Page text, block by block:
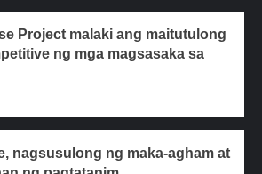
Project malaki ang maitutulong
ng mga magsasaka sa
nagsusulong ng maka-agham at